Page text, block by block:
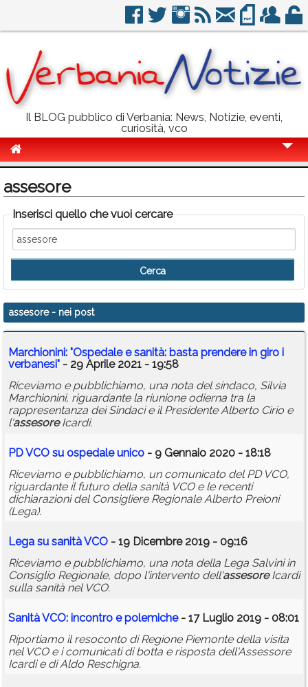
Il BLOG pubblico di Verbania: News, Notizie, eventi,
curiosità, vco
Politica
Sport
Eventi
Info Utili
Rubriche
Calendario
Annunci
assesore
Inserisci quello che vuoi cercare
assesore- nei post
Marchionini: "Ospedale e sanità: basta prendere in giro i
verbanesi" - 29 Aprile 2021 - 19:58
Riceviamo e pubblichiamo, una nota del sindaco, Silvia
Marchionini, riguardante la riunione odierna tra la
rappresentanza dei Sindaci e il Presidente Alberto Cirio e
l'assesoreIcardi.
PD VCO su ospedale unico - 9 Gennaio 2020 - 18:18
Riceviamo e pubblichiamo, un comunicato del PD VCO,
riguardante il futuro della sanità VCO e le recenti
dichiarazioni del Consigliere Regionale Alberto Preioni
(Lega).
Lega su sanità VCO - 19 Dicembre 2019 - 09:16
Riceviamo e pubblichiamo, una nota della Lega Salvini in
Consiglio Regionale, dopo l'intervento dell'assesoreIcardi
sulla sanità nel VCO.
Sanità VCO: incontro e polemiche- 17 Luglio 2019 - 08:01
Riportiamo il resoconto di Regione Piemonte della visita
nel VCO e i comunicati di botta e risposta dell'Assessore
Icardi e di Aldo Reschigna.